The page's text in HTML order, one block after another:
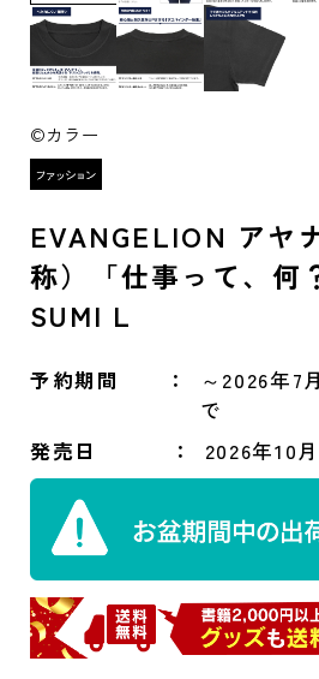
©カラー
EVANGELION アヤ
称）「仕事って、何
SUMI L
予約期間
～2026年7
で
発売日
2026年10